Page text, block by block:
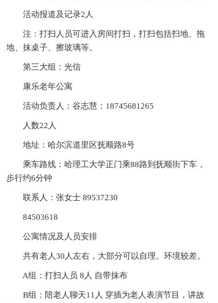
活动报道及记录2人
注：打扫人员可进入房间打扫，打扫包括扫地、拖
地、抹桌子、擦玻璃等。
第三大组：光信
康乐老年公寓
活动负责人：谷志慧：18745681265
人数22人
地址：哈尔滨道里区抚顺路8号
乘车路线：哈理工大学正门乘88路到抚顺街下车，
步行约6分钟
联系人：张女士 89537230
84503618
公寓情况及人员安排
共有老人30人左右，大部分可以自理。环境较差。
A组：打扫人员 8人 自带抹布
B组：陪老人聊天11人 穿插为老人表演节目，讲故